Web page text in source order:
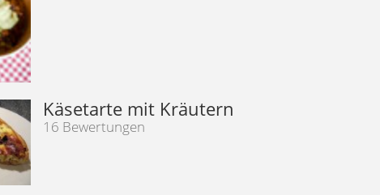
Käsetarte mit Kräutern
16 Bewertungen